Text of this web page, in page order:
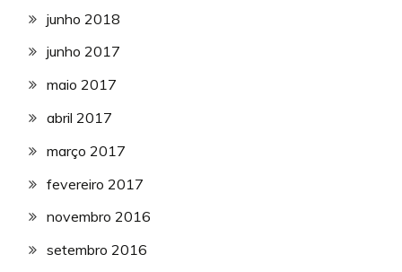
junho 2018
junho 2017
maio 2017
abril 2017
março 2017
fevereiro 2017
novembro 2016
setembro 2016